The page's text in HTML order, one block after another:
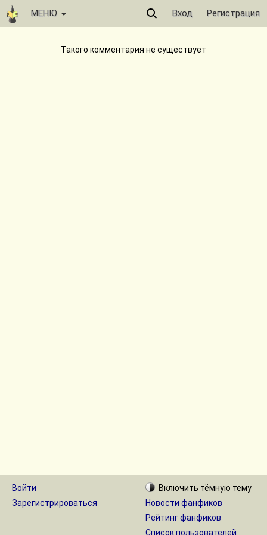
МЕНЮ Вход Регистрация
Такого комментария не существует
Войти
Зарегистрироваться
Включить тёмную тему
Новости фанфиков
Рейтинг фанфиков
Список пользователей